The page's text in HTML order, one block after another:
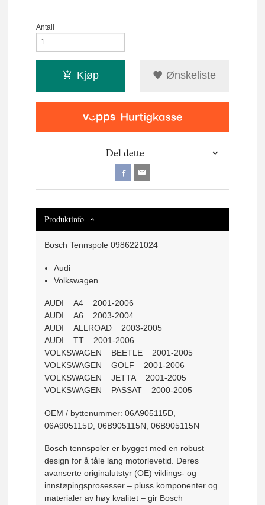
Antall
Kjøp Ønskeliste
Del dette
Produktinfo
Bosch Tennspole 0986221024
Audi
Volkswagen
AUDI A4 2001-2006
AUDI A6 2003-2004
AUDI ALLROAD 2003-2005
AUDI TT 2001-2006
VOLKSWAGEN BEETLE 2001-2005
VOLKSWAGEN GOLF 2001-2006
VOLKSWAGEN JETTA 2001-2005
VOLKSWAGEN PASSAT 2000-2005
OEM / byttenummer: 06A905115D,
06A905115D, 06B905115N, 06B905115N
Bosch tennspoler er bygget med en robust
design for å tåle lang motorlevetid. Deres
avanserte originalutstyr (OE) viklings- og
innstøpingsprosesser – pluss komponenter og
materialer av høy kvalitet – gir Bosch